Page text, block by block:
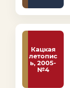
Кацкая
летопис
ь, 2005-
№4